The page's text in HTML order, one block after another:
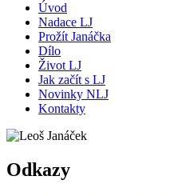
Úvod
Nadace LJ
Prožít Janáčka
Dílo
Život LJ
Jak začít s LJ
Novinky NLJ
Kontakty
Odkazy